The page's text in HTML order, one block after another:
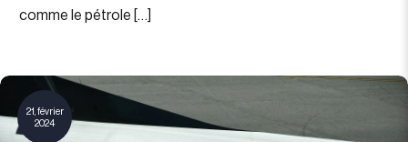
comme le pétrole […]
21, février
2024